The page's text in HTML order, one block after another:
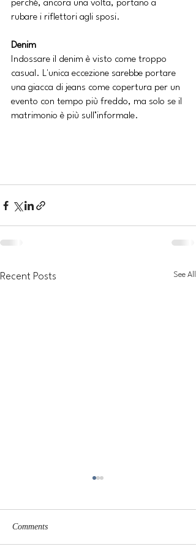
perché, ancora una volta, portano a
rubare i riflettori agli sposi.
Denim
Indossare il denim è visto come troppo
casual. L'unica eccezione sarebbe portare
una giacca di jeans come copertura per un
evento con tempo più freddo, ma solo se il
matrimonio è più sull’informale.
Recent Posts See All
Comments